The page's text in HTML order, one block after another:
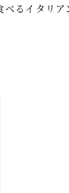
べるイタリ